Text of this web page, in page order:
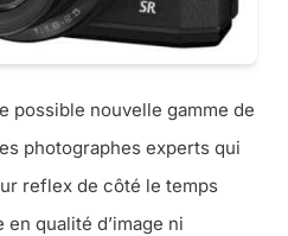
possible nouvelle gamme de
photographes experts qui
reflex de côté le temps
en qualité d’image ni